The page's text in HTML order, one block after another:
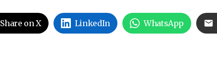
Share on X LinkedIn WhatsApp